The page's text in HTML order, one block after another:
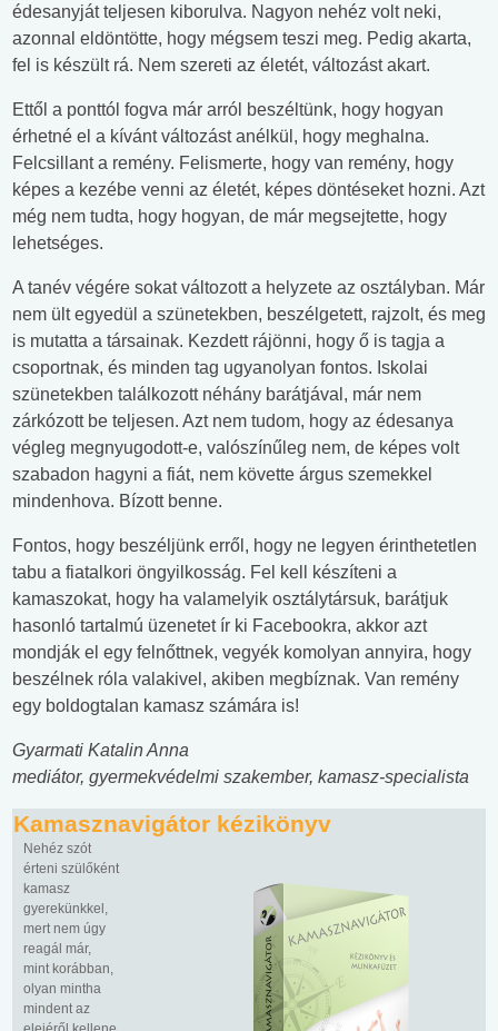
édesanyját teljesen kiborulva. Nagyon nehéz volt neki,
azonnal eldöntötte, hogy mégsem teszi meg. Pedig akarta,
fel is készült rá. Nem szereti az életét, változást akart.
Ettől a ponttól fogva már arról beszéltünk, hogy hogyan
érhetné el a kívánt változást anélkül, hogy meghalna.
Felcsillant a remény. Felismerte, hogy van remény, hogy
képes a kezébe venni az életét, képes döntéseket hozni. Azt
még nem tudta, hogy hogyan, de már megsejtette, hogy
lehetséges.
A tanév végére sokat változott a helyzete az osztályban. Már
nem ült egyedül a szünetekben, beszélgetett, rajzolt, és meg
is mutatta a társainak. Kezdett rájönni, hogy ő is tagja a
csoportnak, és minden tag ugyanolyan fontos. Iskolai
szünetekben találkozott néhány barátjával, már nem
zárkózott be teljesen. Azt nem tudom, hogy az édesanya
végleg megnyugodott-e, valószínűleg nem, de képes volt
szabadon hagyni a fiát, nem követte árgus szemekkel
mindenhova. Bízott benne.
Fontos, hogy beszéljünk erről, hogy ne legyen érinthetetlen
tabu a fiatalkori öngyilkosság. Fel kell készíteni a
kamaszokat, hogy ha valamelyik osztálytársuk, barátjuk
hasonló tartalmú üzenetet ír ki Facebookra, akkor azt
mondják el egy felnőttnek, vegyék komolyan annyira, hogy
beszélnek róla valakivel, akiben megbíznak. Van remény
egy boldogtalan kamasz számára is!
Gyarmati Katalin Anna
mediátor, gyermekvédelmi szakember, kamasz-specialista
Kamasznavigátor kézikönyv
Nehéz szót
érteni szülőként
kamasz
gyerekünkkel,
mert nem úgy
reagál már,
mint korábban,
olyan mintha
mindent az